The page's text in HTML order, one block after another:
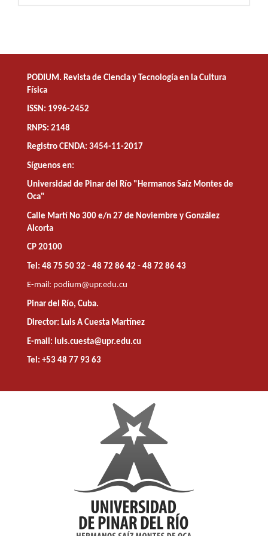
PODIUM. Revista de Ciencia y Tecnología en la Cultura
Física
ISSN: 1996-2452
RNPS: 2148
Registro CENDA: 3454-11-2017
Síguenos en:
Universidad de Pinar del Río "Hermanos Saíz Montes de
Oca"
Calle Martí No 300 e/n 27 de Noviembre y González
Alcorta
CP 20100
Tel: 48 75 50 32 - 48 72 86 42 - 48 72 86 43
E-mail: podium@upr.edu.cu
Pinar del Río, Cuba.
Director: Luis A Cuesta Martínez
E-mail: luis.cuesta@upr.edu.cu
Tel: +53 48 77 93 63